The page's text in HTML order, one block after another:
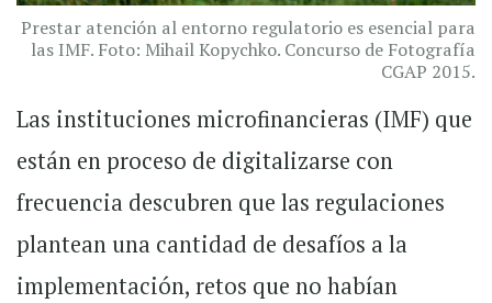
Prestar atención al entorno regulatorio es esencial para
las IMF. Foto: Mihail Kopychko. Concurso de Fotografía
CGAP 2015.
Las instituciones microfinancieras (IMF) que
están en proceso de digitalizarse con
frecuencia descubren que las regulaciones
plantean una cantidad de desafíos a la
implementación, retos que no habían